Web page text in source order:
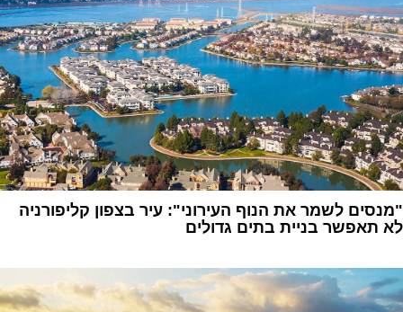
"מנסים לשמר את הנוף העירוני": עיר בצפון קליפורניה
לא תאפשר בניית בתים גדולים